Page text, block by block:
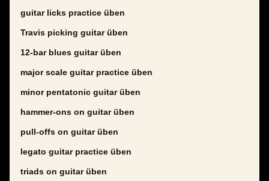
guitar licks practice üben
Travis picking guitar üben
12-bar blues guitar üben
major scale guitar practice üben
minor pentatonic guitar üben
hammer-ons on guitar üben
pull-offs on guitar üben
legato guitar practice üben
triads on guitar üben